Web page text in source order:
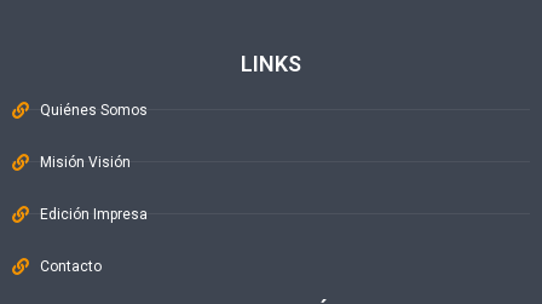
LINKS
Quiénes Somos
Misión Visión
Edición Impresa
Contacto